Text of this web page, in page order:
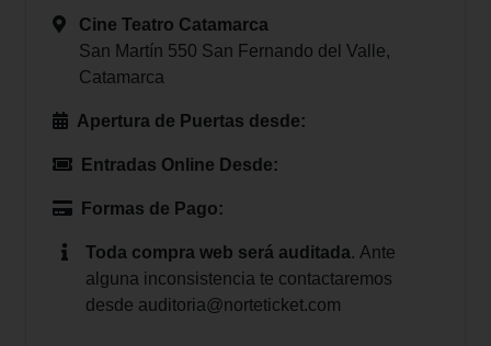
Cine Teatro Catamarca
San Martín 550 San Fernando del Valle,
Catamarca
Apertura de Puertas desde:
Entradas Online Desde:
Formas de Pago:
Toda compra web será auditada. Ante
alguna inconsistencia te contactaremos
desde auditoria@norteticket.com